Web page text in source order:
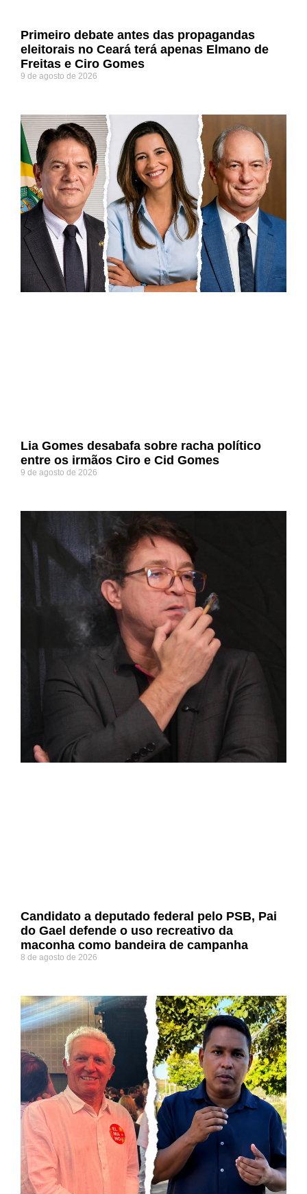
Primeiro debate antes das propagandas
eleitorais no Ceará terá apenas Elmano de
Freitas e Ciro Gomes
9 de agosto de 2026
Lia Gomes desabafa sobre racha político
entre os irmãos Ciro e Cid Gomes
9 de agosto de 2026
Candidato a deputado federal pelo PSB, Pai
do Gael defende o uso recreativo da
maconha como bandeira de campanha
8 de agosto de 2026